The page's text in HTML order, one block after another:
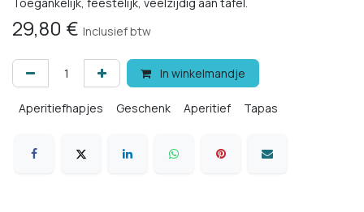
29,80 € Inclusief btw
In winkelmandje
Aperitiefhapjes Geschenk Aperitief Tapas